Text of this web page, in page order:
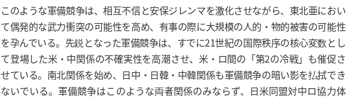
このような軍備競争は、相互不信と安保ジレンマを激化させながら、東北亜におい
て偶発的な武力衝突の可能性を高め、有事の際に大規模の人的・物的被害の可能性
を孕んでいる。先鋭となった軍備競争は、すでに21世紀の国際秩序の核心変数とし
て登場した米・中関係の不確実性を高潮させ、米・ロ間の「第2の冷戦」も催促さ
せている。南北関係を始め、日中・日韓・中韓関係も軍備競争の暗い影を払拭でき
ないでいる。軍備競争はこのような両者関係のみならず、日米同盟対中ロ協力体